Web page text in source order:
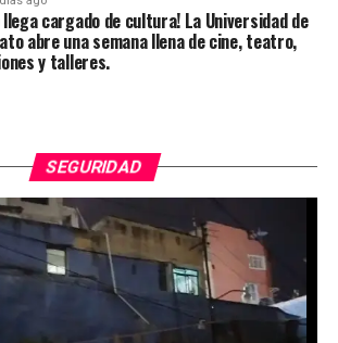
llega cargado de cultura! La Universidad de
abre una semana llena de cine, teatro,
y talleres.
SEGURIDAD